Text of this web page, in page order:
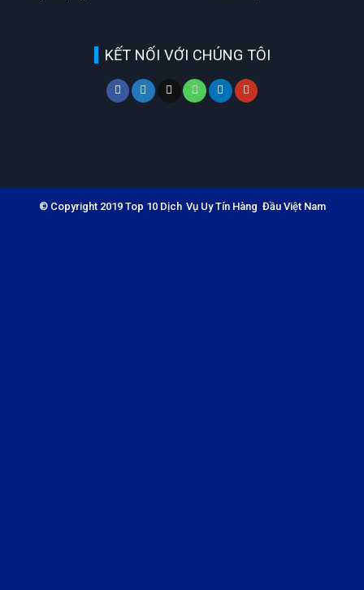
KẾT NỐI VỚI CHÚNG TÔI
© Copyright 2019 Top 10 Dịch Vụ Uy Tín Hàng Đầu Việt Nam